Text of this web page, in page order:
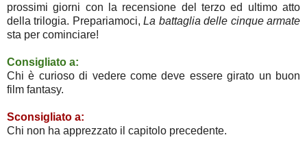
prossimi giorni con la recensione del terzo ed ultimo atto
della trilogia. Prepariamoci,La battaglia delle cinque armate
sta per cominciare!
Consigliato a:
Chi è curioso di vedere come deve essere girato un buon
film fantasy.
Sconsigliato a:
Chi non ha apprezzato il capitolo precedente.